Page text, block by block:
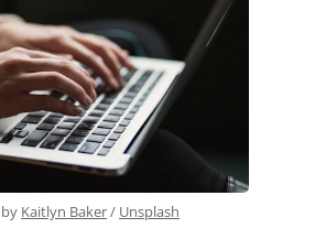
(No TOC, No Sidebar)
Kaitlyn Baker / Unsplash